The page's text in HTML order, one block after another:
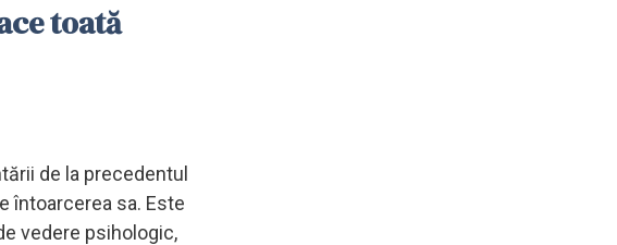
toată
de la precedentul
întoarcerea sa. Este
vedere psihologic,